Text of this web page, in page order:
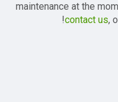
maintenance at the
contact us,